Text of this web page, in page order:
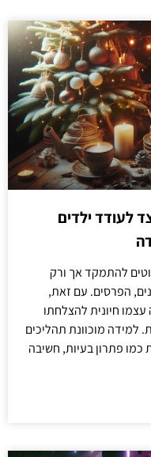
לעודד ילדים
להתמקד אך ורק
הפרסים. עם זאת,
חיונית להצלחתו
למידה מוכוונת תהליכים
כמו פתרון בעיות, חשיבה